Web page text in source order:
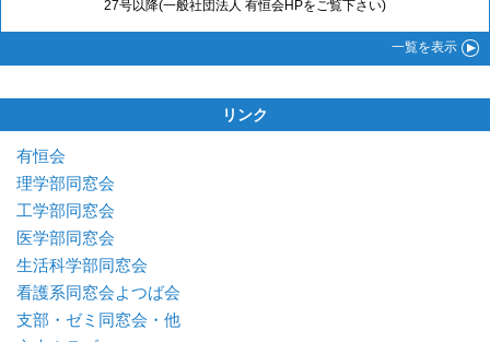
27号以降(一般社団法人 有恒会HPをご覧下さい)
一覧を表示
リンク
有恒会
理学部同窓会
工学部同窓会
医学部同窓会
生活科学部同窓会
看護系同窓会よつば会
支部・ゼミ同窓会・他